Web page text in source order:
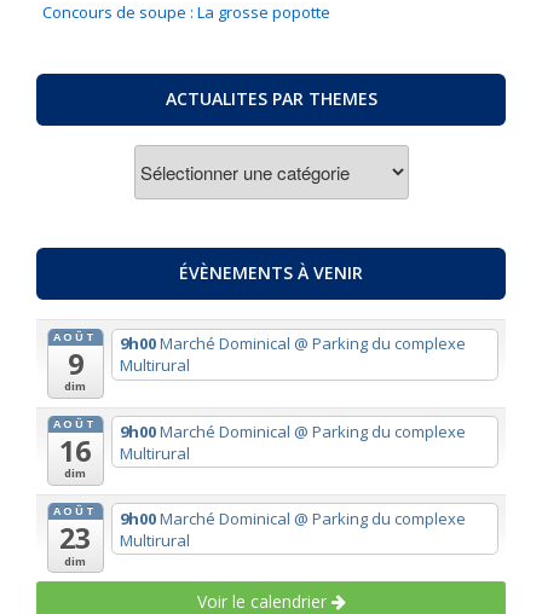
Concours de soupe : La grosse popotte
ACTUALITES PAR THEMES
ÉVÈNEMENTS À VENIR
AOÛT
9
dim
9h00Marché Dominical @ Parking du complexe
Multirural
AOÛT
16
dim
9h00Marché Dominical @ Parking du complexe
Multirural
AOÛT
23
dim
9h00Marché Dominical @ Parking du complexe
Multirural
Voir le calendrier